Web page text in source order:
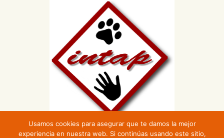
Usamos cookies para asegurar que te damos la mejor
experiencia en nuestra web. Si continúas usando este sitio,